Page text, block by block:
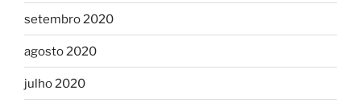
setembro 2020
agosto 2020
julho 2020